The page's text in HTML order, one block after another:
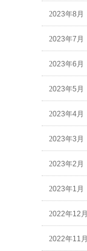
2023年8月
2023年7月
2023年6月
2023年5月
2023年4月
2023年3月
2023年2月
2023年1月
2022年12月
2022年11月